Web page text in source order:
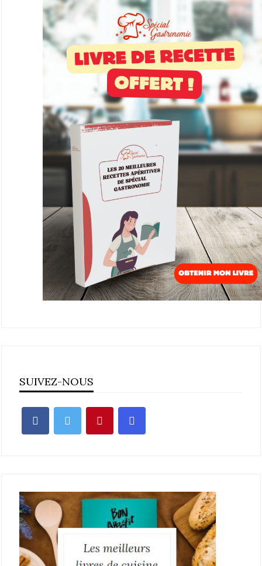
SUIVEZ-NOUS